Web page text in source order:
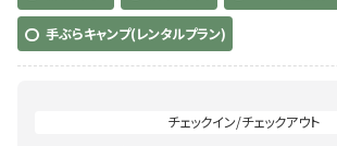
手ぶらキャンプ(レンタルプラン)